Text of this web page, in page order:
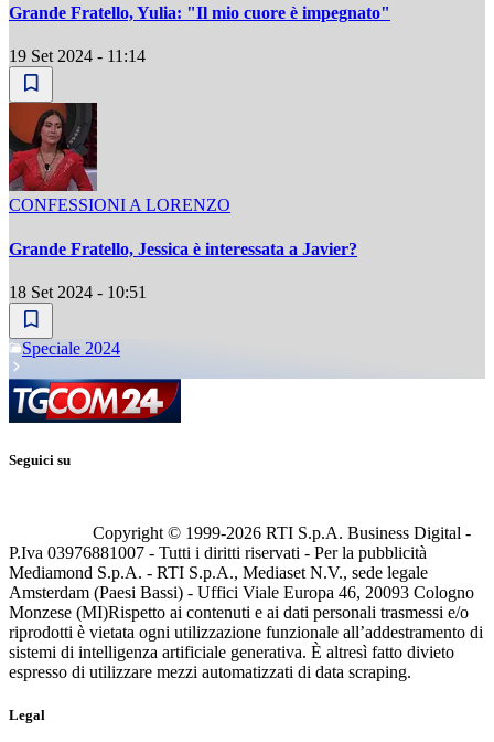
Grande Fratello, Yulia: "Il mio cuore è impegnato"
19 Set 2024 - 11:14
CONFESSIONI A LORENZO
Grande Fratello, Jessica è interessata a Javier?
18 Set 2024 - 10:51
Speciale 2024
Seguici su
Copyright © 1999-2026 RTI S.p.A. Business Digital -
P.Iva 03976881007 - Tutti i diritti riservati - Per la pubblicità
Mediamond S.p.A. - RTI S.p.A., Mediaset N.V., sede legale
Amsterdam (Paesi Bassi) - Uffici Viale Europa 46, 20093 Cologno
Monzese (MI)Rispetto ai contenuti e ai dati personali trasmessi e/o
riprodotti è vietata ogni utilizzazione funzionale all’addestramento di
sistemi di intelligenza artificiale generativa. È altresì fatto divieto
espresso di utilizzare mezzi automatizzati di data scraping.
Legal